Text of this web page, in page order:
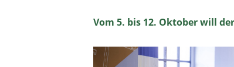
Vom 5. bis 12. Oktober will